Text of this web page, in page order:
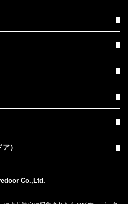
）
Co.,Ltd.